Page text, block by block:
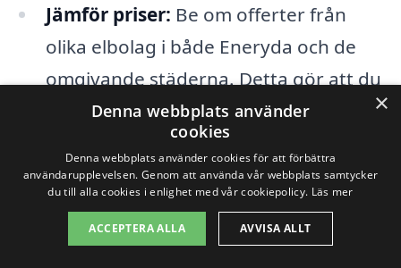
Jämför priser: Be om offerter från
olika elbolag i både Eneryda och de
omgivande städerna. Detta gör att du
kan se hur priserna står sig i
förhållande till varandra.
Kontrollera kundrecensioner:Läs
vad andra kunder har att säga om
sina upplevelser med olika elbolag.
×
Denna webbplats använder
cookies
Denna webbplats använder cookies för att förbättra
användarupplevelsen. Genom att använda vår webbplats samtycker
du till alla cookies i enlighet med vår cookiepolicy. Läs mer
ACCEPTERA ALLA AVVISA ALLT